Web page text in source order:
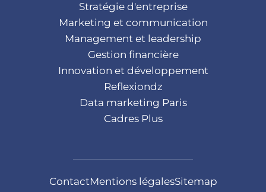
Stratégie d'entreprise
Marketing et communication
Management et leadership
Gestion financière
Innovation et développement
Reflexiondz
Data marketing Paris
Cadres Plus
ContactMentions légalesSitemap